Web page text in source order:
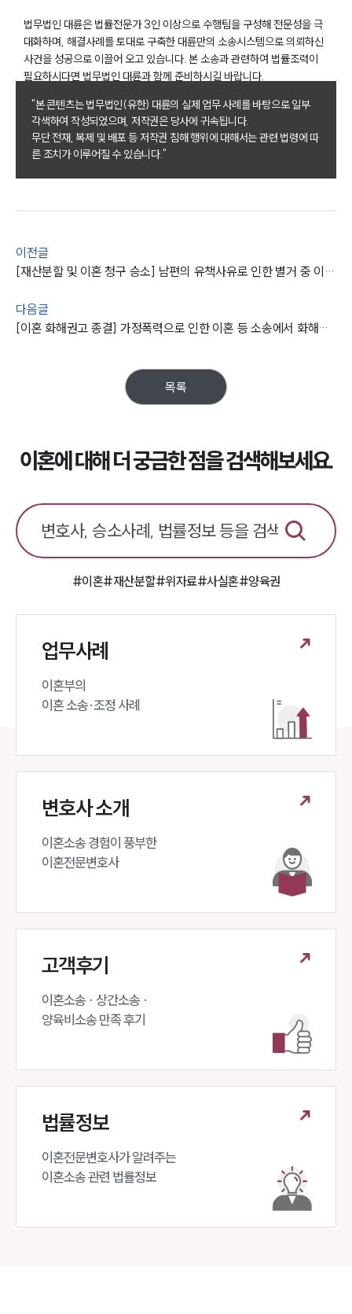
업무분야
업무
전체
이혼 양육비계산기
상간자위자료계산기
구성원 소개
이혼전문변호사
언론보도
공지사항
뉴스레터/브로슈어
대륜법률상담예약
법무법인 대륜은 법률전문가 3인 이상으로 수행팀을 구성해 전문성을 극
대화하며, 해결사례를 토대로 구축한 대륜만의 소송시스템으로 의뢰하신
사건을 성공으로 이끌어 오고 있습니다. 본 소송과 관련하여 법률조력이
필요하시다면 법무법인 대륜과 함께 준비하시길 바랍니다.
"본 콘텐츠는 법무법인(유한) 대륜의 실제 업무 사례를 바탕으로 일부
각색하여 작성되었으며, 저작권은 당사에 귀속됩니다.
무단 전재, 복제 및 배포 등 저작권 침해 행위에 대해서는 관련 법령에 따
른 조치가 이루어질 수 있습니다."
이전글
[재산분할 및 이혼 청구 승소] 남편의 유책사유로 인한 별거 중 이혼 및 재산분할 청구
다음글
[이혼 화해권고 종결] 가정폭력으로 인한 이혼 등 소송에서 화해권고 결정
목록
이혼에 대해 더 궁금한 점을 검색해보세요.
#이혼#재산분할#위자료#사실혼#양육권
업무사례
이혼부의
이혼 소송·조정 사례
변호사 소개
이혼소송 경험이 풍부한
이혼전문변호사
고객후기
이혼소송 · 상간소송 ·
양육비소송 만족 후기
법률정보
이혼전문변호사가 알려주는
이혼소송 관련 법률정보